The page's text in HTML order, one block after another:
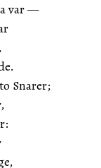
var —
Snarer;